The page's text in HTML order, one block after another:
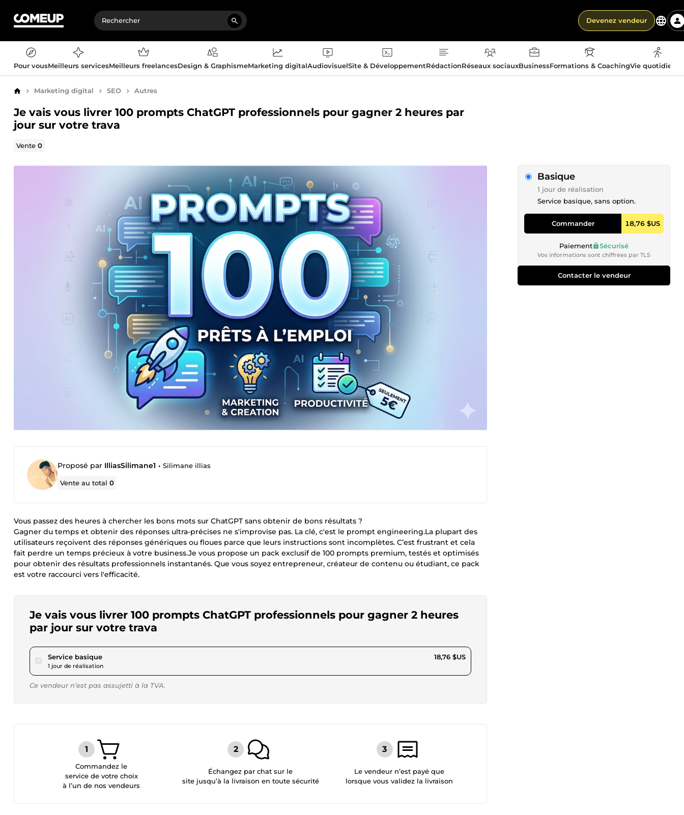
Devenez vendeur
Pour vousMeilleurs servicesMeilleurs freelancesDesign & GraphismeMarketing digitalAudiovisuelSite & DéveloppementRédactionRéseaux sociauxBusinessFormations & CoachingVie
AccueilMarketing digital SEO Autres
Je vais vous livrer 100 prompts ChatGPT professionnels pour gagner 2 heures par
jour sur votre trava
Vente0
Proposé par IlliasSilimane1 • Silimane illias
Vente au total0
Vous passez des heures à chercher les bons mots sur ChatGPT sans obtenir de bons résultats ?
Gagner du temps et obtenir des réponses ultra-précises ne s'improvise pas. La clé, c'est le prompt engineering.La plupart des
utilisateurs reçoivent des réponses génériques ou floues parce que leurs instructions sont incomplètes. C’est frustrant et cela
fait perdre un temps précieux à votre business.Je vous propose un pack exclusif de 100 prompts premium, testés et optimisés
pour obtenir des résultats professionnels instantanés. Que vous soyez entrepreneur, créateur de contenu ou étudiant, ce pack
est votre raccourci vers l'efficacité.
Je vais vous livrer 100 prompts ChatGPT professionnels pour gagner 2 heures
par jour sur votre trava
Service basiquepour 17,28 $US
1 jour de réalisation
18,76 $US
Ce vendeur n’est pas assujetti à la TVA.
Basique
1 jour de réalisation
Service basique, sans option.
Commander 18,76 $US
Paiement Sécurisé
Vos informations sont chiffrées par TLS
Contacter le vendeur
Commandez le
service de votre choix
à l’un de nos vendeurs
Échangez par chat sur le
site jusqu’à la livraison en toute sécurité
Le vendeur n’est payé que
lorsque vous validez la livraison